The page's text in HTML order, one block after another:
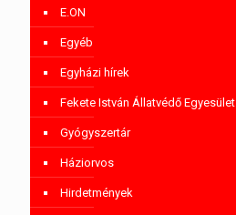
E.ON
Egyéb
Egyházi hírek
Fekete István Állatvédő Egyesület
Gyógyszertár
Háziorvos
Hirdetmények